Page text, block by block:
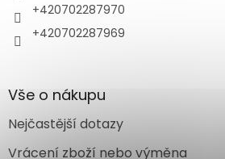
+420702287970
+420702287969
Vše o nákupu
Nejčastější dotazy
Vrácení zboží nebo výměna